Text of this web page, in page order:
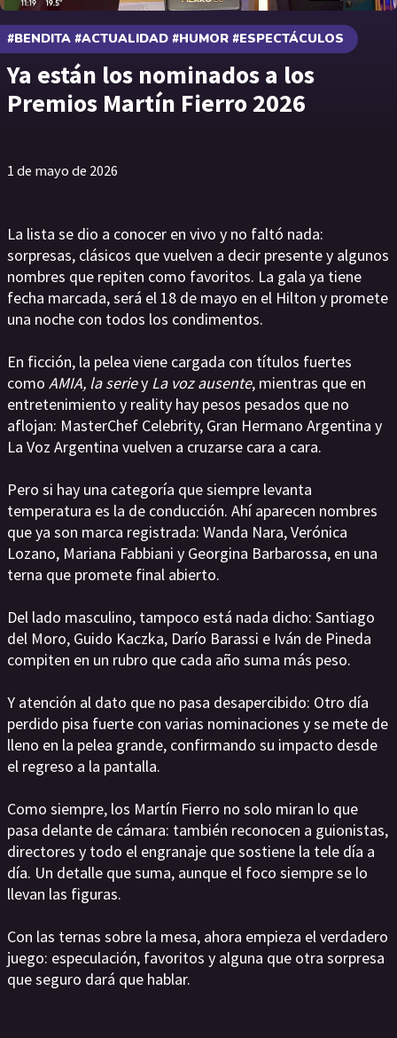
#BENDITA #ACTUALIDAD #HUMOR #ESPECTÁCULOS
Ya están los nominados a los
Premios Martín Fierro 2026
1 de mayo de 2026
La lista se dio a conocer en vivo y no faltó nada:
sorpresas, clásicos que vuelven a decir presente y algunos
nombres que repiten como favoritos. La gala ya tiene
fecha marcada, será el 18 de mayo en el Hilton y promete
una noche con todos los condimentos.
En ficción, la pelea viene cargada con títulos fuertes
como AMIA, la seriey La voz ausente, mientras que en
entretenimiento y reality hay pesos pesados que no
aflojan: MasterChef Celebrity, Gran Hermano Argentina y
La Voz Argentina vuelven a cruzarse cara a cara.
Pero si hay una categoría que siempre levanta
temperatura es la de conducción. Ahí aparecen nombres
que ya son marca registrada: Wanda Nara, Verónica
Lozano, Mariana Fabbiani y Georgina Barbarossa, en una
terna que promete final abierto.
Del lado masculino, tampoco está nada dicho: Santiago
del Moro, Guido Kaczka, Darío Barassi e Iván de Pineda
compiten en un rubro que cada año suma más peso.
Y atención al dato que no pasa desapercibido: Otro día
perdido pisa fuerte con varias nominaciones y se mete de
lleno en la pelea grande, confirmando su impacto desde
el regreso a la pantalla.
Como siempre, los Martín Fierro no solo miran lo que
pasa delante de cámara: también reconocen a guionistas,
directores y todo el engranaje que sostiene la tele día a
día. Un detalle que suma, aunque el foco siempre se lo
llevan las figuras.
Con las ternas sobre la mesa, ahora empieza el verdadero
juego: especulación, favoritos y alguna que otra sorpresa
que seguro dará que hablar.